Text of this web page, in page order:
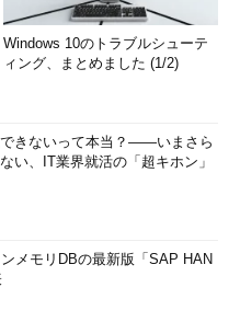
Windows 10のトラブルシューテ
ィング、まとめました (1/2)
きないって本当？――いまさら
い、IT業界就活の「超キホン」
メモリDBの最新版「SAP HAN